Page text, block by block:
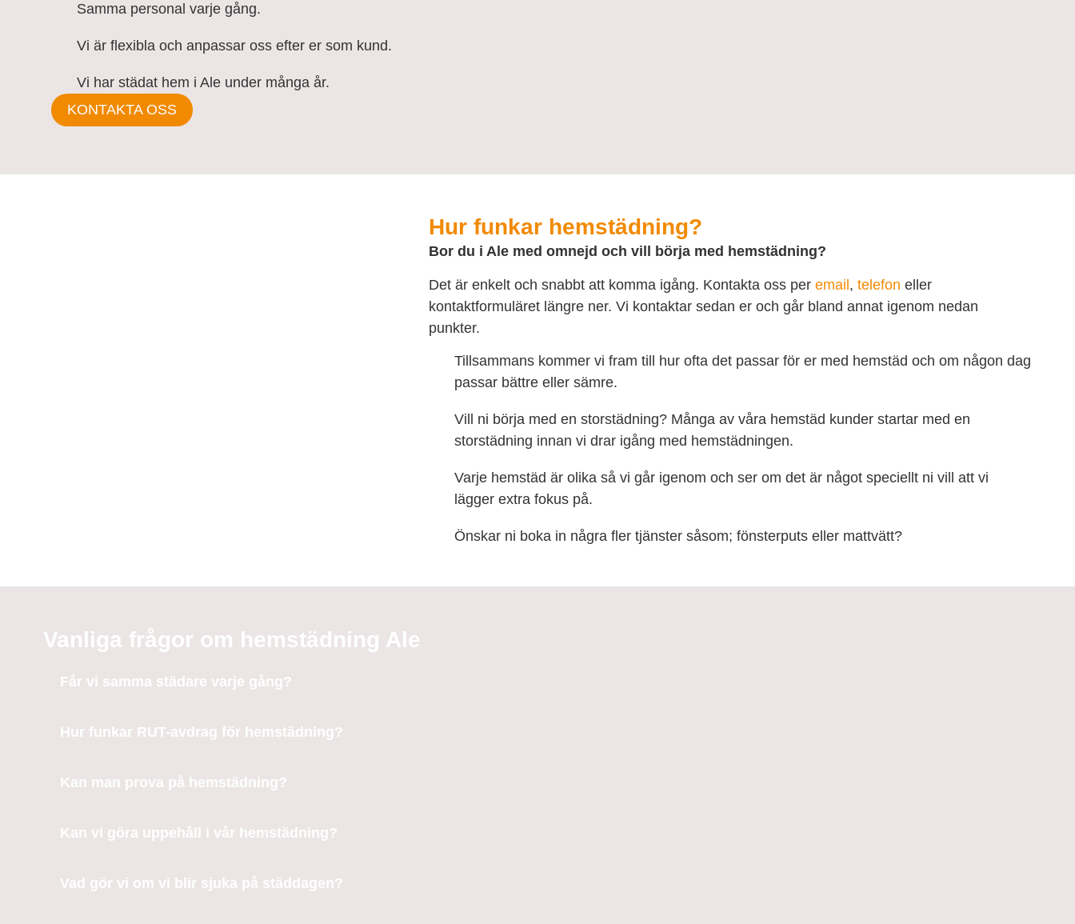
Samma personal varje gång.
Vi är flexibla och anpassar oss efter er som kund.
Vi har städat hem i Ale under många år.
KONTAKTA OSS
Hur funkar hemstädning?
Bor du i Ale med omnejd och vill börja med hemstädning?
Det är enkelt och snabbt att komma igång. Kontakta oss per email, telefon eller
kontaktformuläret längre ner. Vi kontaktar sedan er och går bland annat igenom nedan
punkter.
Tillsammans kommer vi fram till hur ofta det passar för er med hemstäd och om någon dag
passar bättre eller sämre.
Vill ni börja med en storstädning? Många av våra hemstäd kunder startar med en
storstädning innan vi drar igång med hemstädningen.
Varje hemstäd är olika så vi går igenom och ser om det är något speciellt ni vill att vi
lägger extra fokus på.
Önskar ni boka in några fler tjänster såsom; fönsterputs eller mattvätt?
Vanliga frågor om hemstädning Ale
Får vi samma städare varje gång?
Hur funkar RUT-avdrag för hemstädning?
Kan man prova på hemstädning?
Kan vi göra uppehåll i vår hemstädning?
Vad gör vi om vi blir sjuka på städdagen?